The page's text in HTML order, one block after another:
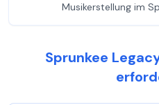
Musikerstellung im
Sprunkee